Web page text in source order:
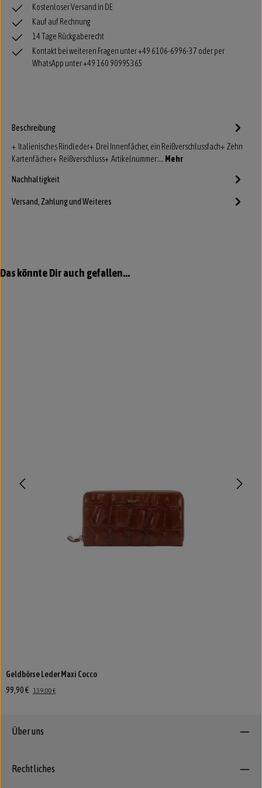
Kostenloser Versand in DE
Kauf auf Rechnung
14 Tage Rückgaberecht
Kontakt bei weiteren Fragen unter +49 6106-6996-37 oder per
WhatsApp unter +49 160 90995365
Beschreibung
+ Italienisches Rindleder+ Drei Innenfächer, ein Reißverschlussfach+ Zehn
Kartenfächer+ Reißverschluss+ Artikelnummer:… Mehr
Nachhaltigkeit
Versand, Zahlung und Weiteres
Produktgalerie überspringen
Das könnte Dir auch gefallen...
Geldbörse Leder Maxi Cocco
99,90 € 139,00 €
Über uns
Rechtliches